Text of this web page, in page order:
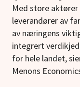
Med store
leverandører av
av næringens
integrert
for hele landet,
Menons